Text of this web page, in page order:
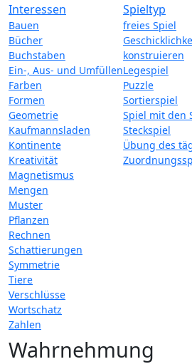
Interessen
Bauen
Bücher
Buchstaben
Ein-, Aus- und Umfüllen
Farben
Formen
Geometrie
Kaufmannsladen
Kontinente
Kreativität
Magnetismus
Mengen
Muster
Pflanzen
Rechnen
Schattierungen
Symmetrie
Tiere
Verschlüsse
Wortschatz
Zahlen
Spieltyp
freies Spiel
konstruieren
Legespiel
Puzzle
Sortierspiel
Spiel mit den
Steckspiel
Übung des
Wahrnehmung